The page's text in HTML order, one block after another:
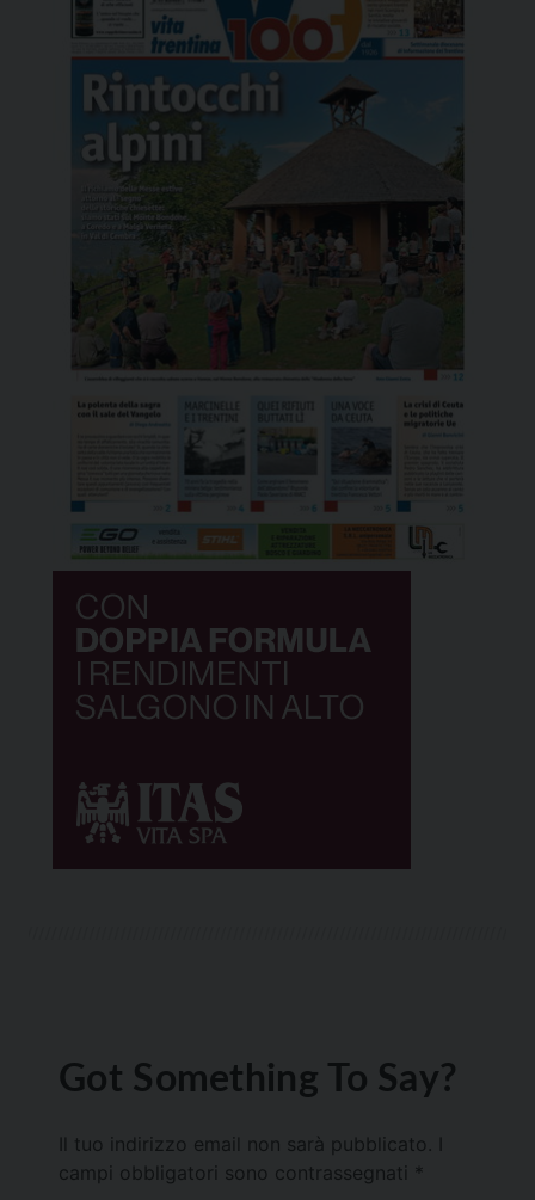
Got Something To Say?
Il tuo indirizzo email non sarà pubblicato.
campi obbligatori sono contrassegnati *